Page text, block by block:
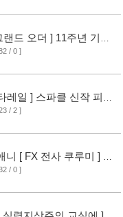
드 오더 ] 11주년 기념
/ 0 ]
레일 ] 스파클 신작 피규
/ 2 ]
니 [ FX 전사 쿠루미 ] PV
/ 0 ]